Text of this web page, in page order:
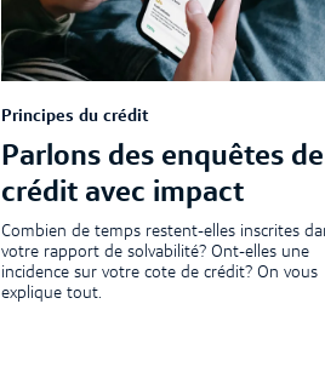
Principes du crédit
Parlons des enquêtes de
crédit avec impact
Combien de temps restent-elles inscrites
votre rapport de solvabilité? Ont-elles une
incidence sur votre cote de crédit? On vous
explique tout.